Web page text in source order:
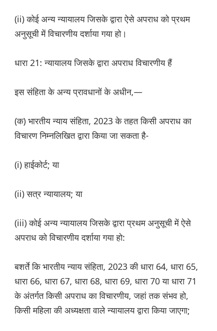
(ii) कोई अन्य न्यायालय जिसके द्वारा ऐसे अपराध को प्रथम
अनुसूची में विचारणीय दर्शाया गया हो।
धारा 21: न्यायालय जिसके द्वारा अपराध विचारणीय हैं
इस संहिता के अन्य प्रावधानों के अधीन,—
(क) भारतीय न्याय संहिता, 2023 के तहत किसी अपराध का
विचारण निम्नलिखित द्वारा किया जा सकता है-
(i) हाईकोर्ट; या
(ii) सत्र न्यायालय; या
(iii) कोई अन्य न्यायालय जिसके द्वारा प्रथम अनुसूची में ऐसे
अपराध को विचारणीय दर्शाया गया हो:
बशर्ते कि भारतीय न्याय संहिता, 2023 की धारा 64, धारा 65,
धारा 66, धारा 67, धारा 68, धारा 69, धारा 70 या धारा 71
के अंतर्गत किसी अपराध का विचारणीय, जहां तक ​​संभव हो,
किसी महिला की अध्यक्षता वाले न्यायालय द्वारा किया जाएगा;